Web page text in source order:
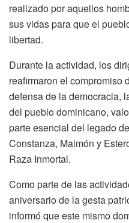
realizado por aquellos
sus vidas para que el
libertad.
Durante la actividad, los
reafirmaron el compromiso
defensa de la democracia,
del pueblo dominicano,
parte esencial del legado
Constanza, Maimón y
Raza Inmortal.
Como parte de las
aniversario de la gesta
informó que este mismo